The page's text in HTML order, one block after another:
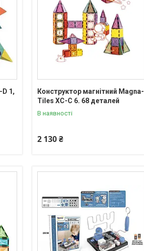
D 1,
Конструктор магнітний Magna-
Tiles XC-C 6. 68 деталей
В наявності
2 130 ₴